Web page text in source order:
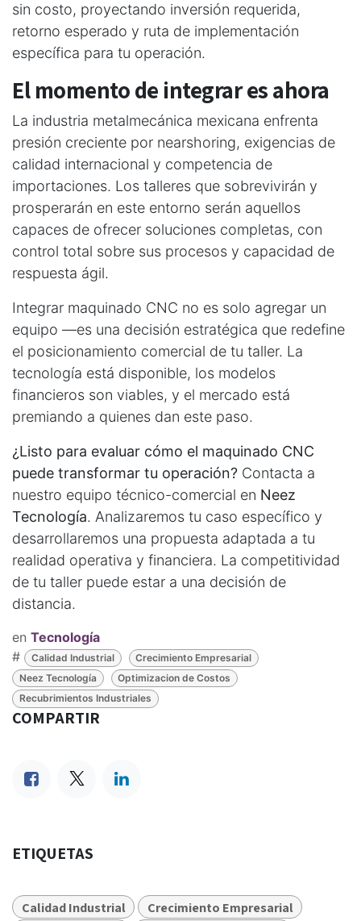
sin costo, proyectando inversión requerida,
retorno esperado y ruta de implementación
específica para tu operación.
El momento de integrar es ahora
La industria metalmecánica mexicana enfrenta
presión creciente por nearshoring, exigencias de
calidad internacional y competencia de
importaciones. Los talleres que sobrevivirán y
prosperarán en este entorno serán aquellos
capaces de ofrecer soluciones completas, con
control total sobre sus procesos y capacidad de
respuesta ágil.
Integrar maquinado CNC no es solo agregar un
equipo —es una decisión estratégica que redefine
el posicionamiento comercial de tu taller. La
tecnología está disponible, los modelos
financieros son viables, y el mercado está
premiando a quienes dan este paso.
¿Listo para evaluar cómo el maquinado CNC
puede transformar tu operación? Contacta a
nuestro equipo técnico-comercial en Neez
Tecnología. Analizaremos tu caso específico y
desarrollaremos una propuesta adaptada a tu
realidad operativa y financiera. La competitividad
de tu taller puede estar a una decisión de
distancia.
en Tecnología
#
Calidad Industrial
Crecimiento Empresarial
Neez Tecnología
Optimizacion de Costos
Recubrimientos Industriales
COMPARTIR
ETIQUETAS
Calidad Industrial
Crecimiento Empresarial